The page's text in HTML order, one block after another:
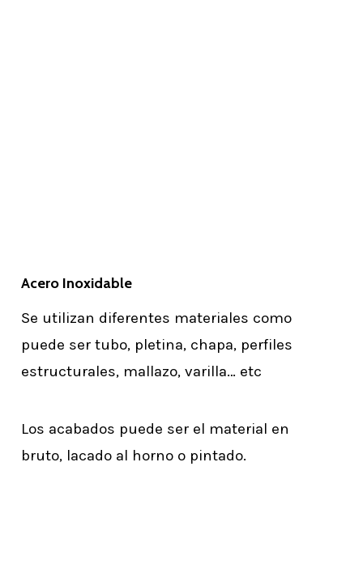
Acero Inoxidable
Se utilizan diferentes materiales como
puede ser tubo, pletina, chapa, perfiles
estructurales, mallazo, varilla… etc
Los acabados puede ser el material en
bruto, lacado al horno o pintado.